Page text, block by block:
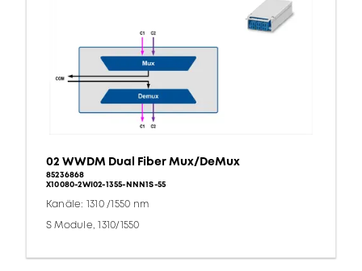
02 WWDM Dual Fiber Mux/DeMux
85236868
X10080-2WI02-1355-NNN1S-55
Kanäle: 1310 /1550 nm
S Module, 1310/1550